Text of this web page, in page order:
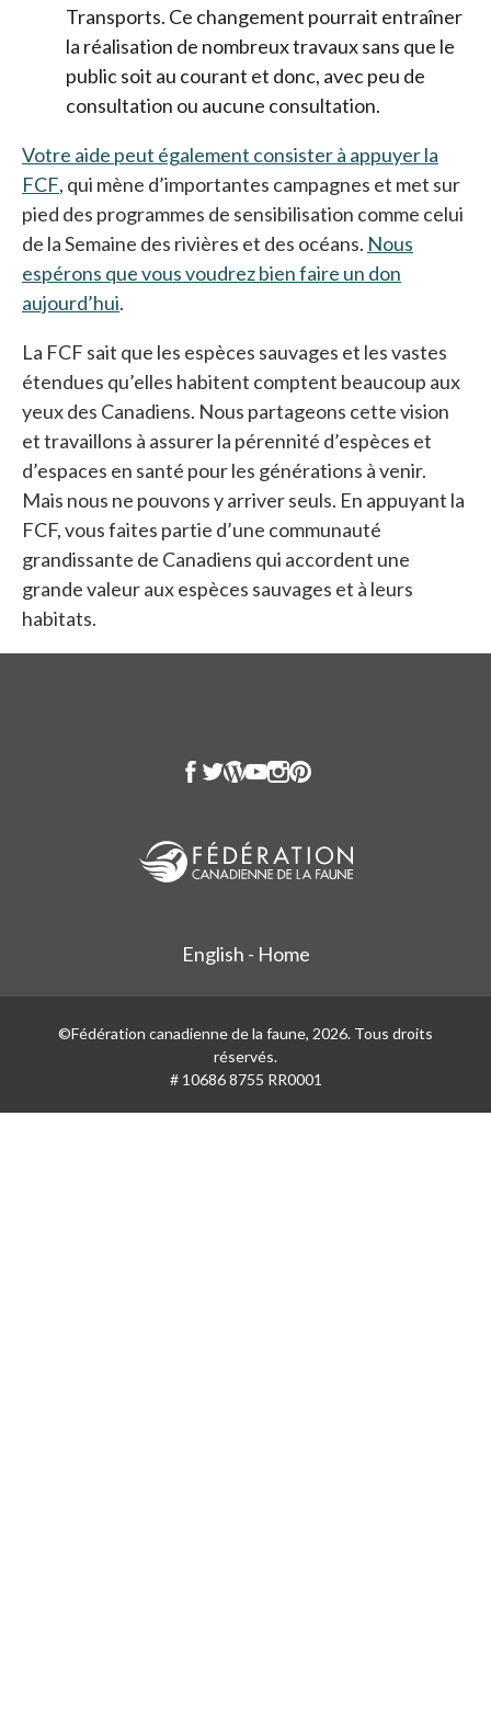
Transports. Ce changement pourrait entraîner
la réalisation de nombreux travaux sans que le
public soit au courant et donc, avec peu de
consultation ou aucune consultation.
Votre aide peut également consister à appuyer la
FCFs’ouvre dans un nouvel onglet
, qui mène d’importantes campagnes et met sur
pied des programmes de sensibilisation comme celui
de la Semaine des rivières et des océans. Nous
espérons que vous voudrez bien faire un don
aujourd’hui.
La FCF sait que les espèces sauvages et les vastes
étendues qu’elles habitent comptent beaucoup aux
yeux des Canadiens. Nous partageons cette vision
et travaillons à assurer la pérennité d’espèces et
d’espaces en santé pour les générations à venir.
Mais nous ne pouvons y arriver seuls. En appuyant la
FCF, vous faites partie d’une communauté
grandissante de Canadiens qui accordent une
grande valeur aux espèces sauvages et à leurs
habitats.
English - Home
©Fédération canadienne de la faune, 2026. Tous droits
réservés.
# 10686 8755 RR0001